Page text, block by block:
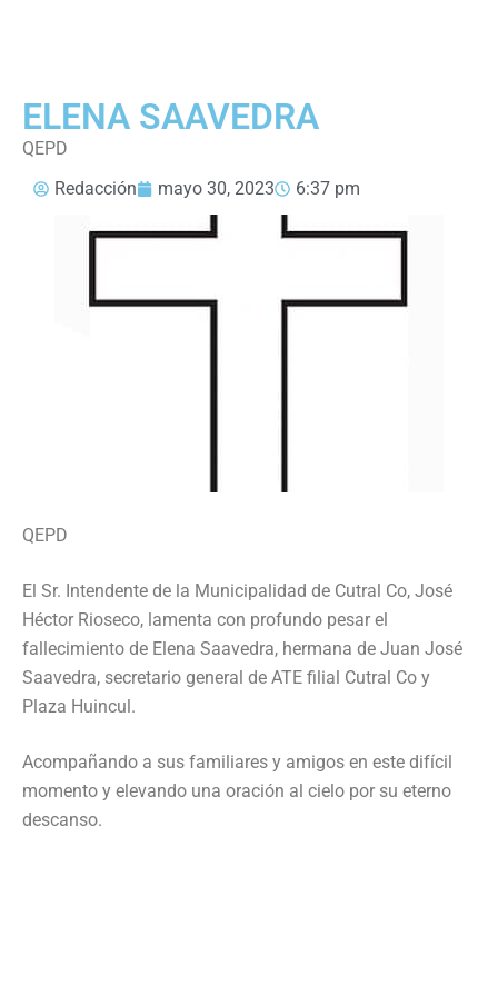
ELENA SAAVEDRA
QEPD
Redacción
mayo 30, 2023 6:37 pm
QEPD
El Sr. Intendente de la Municipalidad de Cutral Co, José
Héctor Rioseco, lamenta con profundo pesar el
fallecimiento de Elena Saavedra, hermana de Juan José
Saavedra, secretario general de ATE filial Cutral Co y
Plaza Huincul.
Acompañando a sus familiares y amigos en este difícil
momento y elevando una oración al cielo por su eterno
descanso.